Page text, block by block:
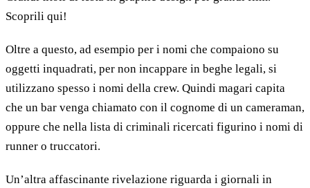
Scoprili qui!
Oltre a questo, ad esempio per i nomi che compaiono su
oggetti inquadrati, per non incappare in beghe legali, si
utilizzano spesso i nomi della crew. Quindi magari capita
che un bar venga chiamato con il cognome di un cameraman,
oppure che nella lista di criminali ricercati figurino i nomi di
runner o truccatori.
Un’altra affascinante rivelazione riguarda i giornali in